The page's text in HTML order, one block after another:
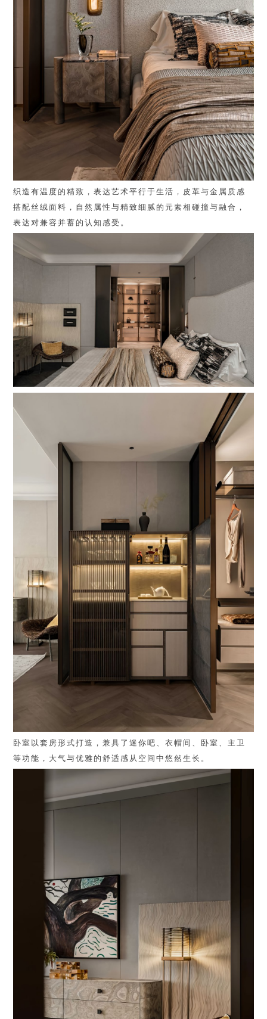
织造有温度的精致，表达艺术平行于生活，皮革与金属质感
搭配丝绒面料，自然属性与精致细腻的元素相碰撞与融合，
表达对兼容并蓄的认知感受。
卧室以套房形式打造，兼具了迷你吧、衣帽间、卧室、主卫
等功能，大气与优雅的舒适感从空间中悠然生长。